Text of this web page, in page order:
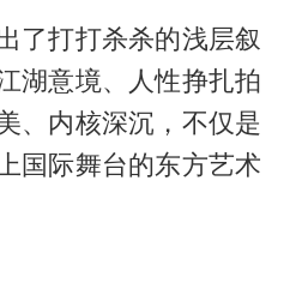
了打打杀杀的浅层叙
湖意境、人性挣扎拍
、内核深沉，不仅是
国际舞台的东方艺术